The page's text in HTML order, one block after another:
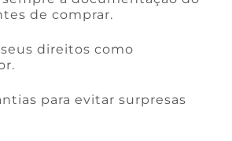
de comprar.
direitos como
para evitar surpresas